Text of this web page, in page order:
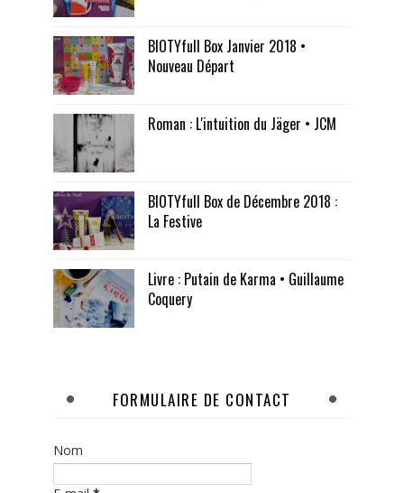
BIOTYfull Box Janvier 2018 •
Nouveau Départ
Roman : L'intuition du Jäger • JCM
BIOTYfull Box de Décembre 2018 :
La Festive
Livre : Putain de Karma • Guillaume
Coquery
FORMULAIRE DE CONTACT
Nom